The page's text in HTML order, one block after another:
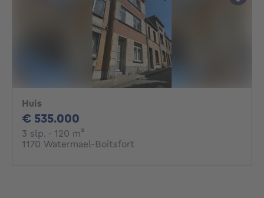
Huis
€ 535.000
3 slp. 3 slaapkamers
· 120 m²
1170 Watermael-Boitsfort